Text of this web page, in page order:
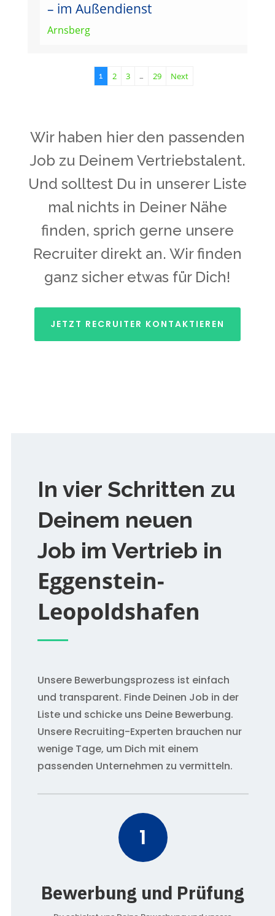
– im Außendienst
Arnsberg
1 2 3 … 29 Next
Wir haben hier den passenden
Job zu Deinem Vertriebstalent.
Und solltest Du in unserer Liste
mal nichts in Deiner Nähe
finden, sprich gerne unsere
Recruiter direkt an. Wir finden
ganz sicher etwas für Dich!
JETZT RECRUITER KONTAKTIEREN
In vier Schritten zu
Deinem neuen
Job im Vertrieb in
Eggenstein-
Leopoldshafen
Unsere Bewerbungsprozess ist einfach
und transparent. Finde Deinen Job in der
Liste und schicke uns Deine Bewerbung.
Unsere Recruiting-Experten brauchen nur
wenige Tage, um Dich mit einem
passenden Unternehmen zu vermitteln.
1
Bewerbung und Prüfung